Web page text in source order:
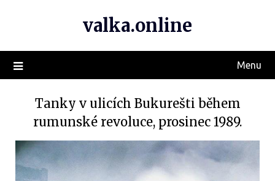
valka.online
Menu
Tanky v ulicích Bukurešti během
rumunské revoluce, prosinec 1989.